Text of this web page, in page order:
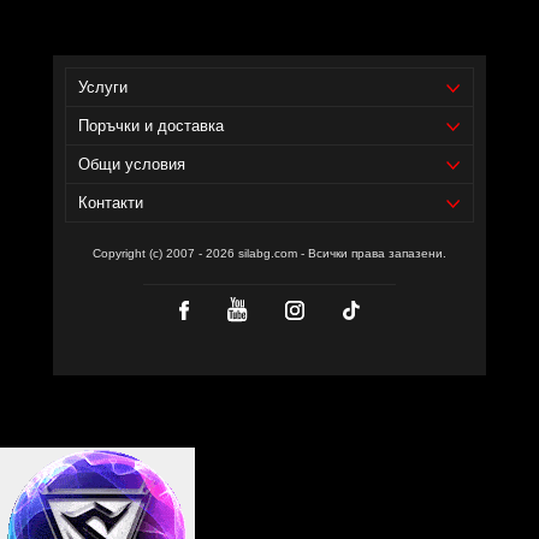
Услуги
Поръчки и доставка
Общи условия
Контакти
Copyright (c) 2007 - 2026 silabg.com - Всички права запазени.